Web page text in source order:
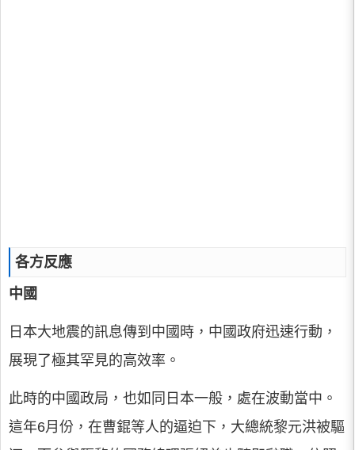
各方反應
中國
日本大地震的訊息傳到中國時，中國政府迅速行動，
展現了極其罕見的高效率。
此時的中國政局，也如同日本一般，處在波動當中。
這年6月份，在曹錕等人的逼迫下，大總統黎元洪被驅